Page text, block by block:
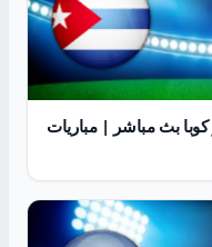
كوبا بث مباشر | مباريات